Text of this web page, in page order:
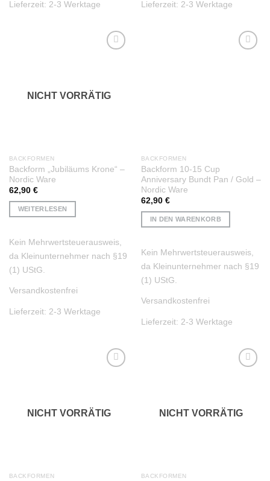
Lieferzeit: 2-3 Werktage Lieferzeit: 2-3 Werktage
NICHT VORRÄTIG
BACKFORMEN
Backform „Jubiläums Krone“ –
Nordic Ware
62,90 €
WEITERLESEN
Kein Mehrwertsteuerausweis,
da Kleinunternehmer nach §19
(1) UStG.
Versandkostenfrei
Lieferzeit: 2-3 Werktage
BACKFORMEN
Backform 10-15 Cup
Anniversary Bundt Pan / Gold –
Nordic Ware
62,90 €
IN DEN WARENKORB
Kein Mehrwertsteuerausweis,
da Kleinunternehmer nach §19
(1) UStG.
Versandkostenfrei
Lieferzeit: 2-3 Werktage
NICHT VORRÄTIG
BACKFORMEN
NICHT VORRÄTIG
BACKFORMEN